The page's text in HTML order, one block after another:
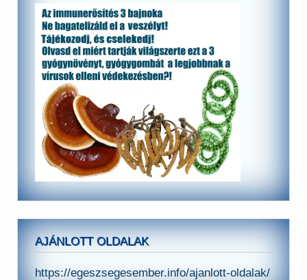
AJÁNLOTT OLDALAK
https://egeszsegesember.info/ajanlott-oldalak/